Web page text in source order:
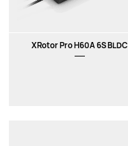
XRotor Pro H60A 6S BLDC